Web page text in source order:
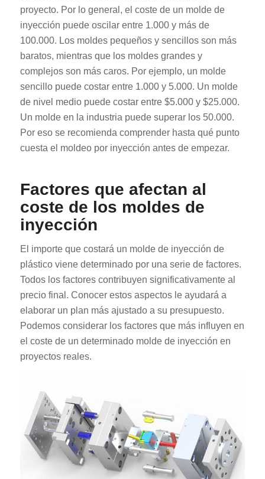
proyecto. Por lo general, el coste de un molde de
inyección puede oscilar entre 1.000 y más de
100.000. Los moldes pequeños y sencillos son más
baratos, mientras que los moldes grandes y
complejos son más caros. Por ejemplo, un molde
sencillo puede costar entre 1.000 y 5.000. Un molde
de nivel medio puede costar entre $5.000 y $25.000.
Un molde en la industria puede superar los 50.000.
Por eso se recomienda comprender hasta qué punto
cuesta el moldeo por inyección antes de empezar.
Factores que afectan al
coste de los moldes de
inyección
El importe que costará un molde de inyección de
plástico viene determinado por una serie de factores.
Todos los factores contribuyen significativamente al
precio final. Conocer estos aspectos le ayudará a
elaborar un plan más ajustado a su presupuesto.
Podemos considerar los factores que más influyen en
el coste de un determinado molde de inyección en
proyectos reales.